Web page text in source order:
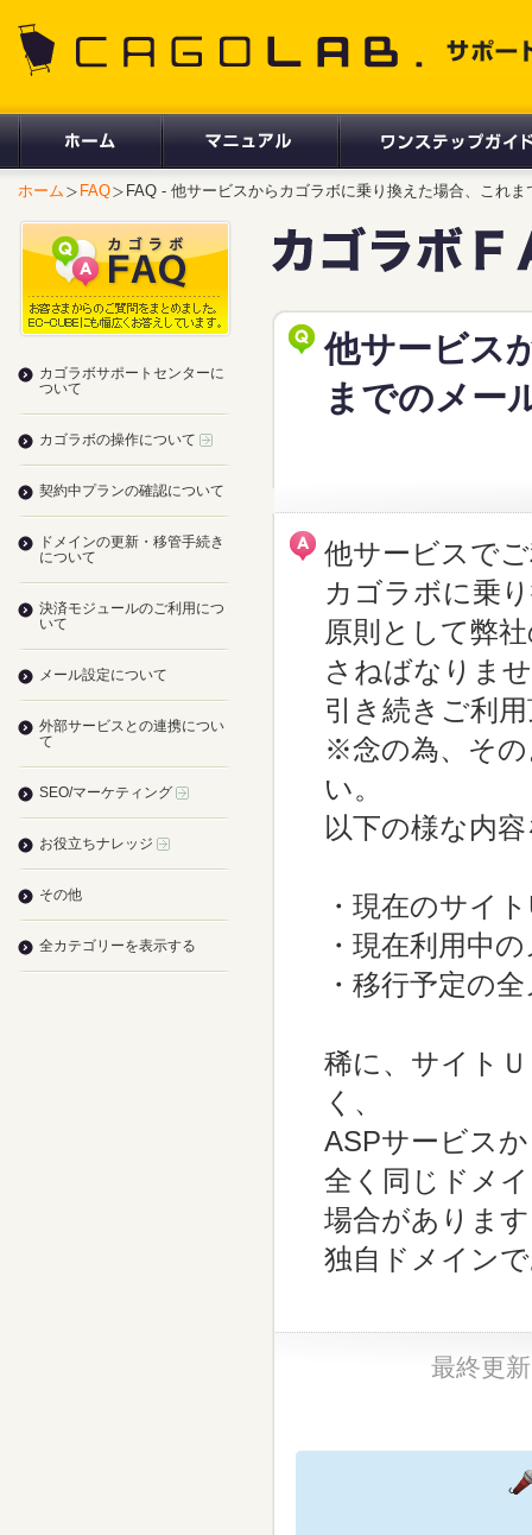
ホーム FAQ FAQ - 他サービスからカゴラボに乗り換えた場合、これ
他サービス
までのメー
他サービスで
カゴラボに乗
原則として弊
さねばなりま
引き続きご利
※念の為、その
い。
以下の様な内
・現在のサイ
・現在利用中
・移行予定の
稀に、サイト
く、
ASPサービス
全く同じドメ
場合がありま
独自ドメイン
最終更
カゴラボサポートセンターに
ついて
カゴラボの操作について
契約中プランの確認について
ドメインの更新・移管手続き
について
決済モジュールのご利用につ
いて
メール設定について
外部サービスとの連携につい
て
SEO/マーケティング
お役立ちナレッジ
その他
全カテゴリーを表示する